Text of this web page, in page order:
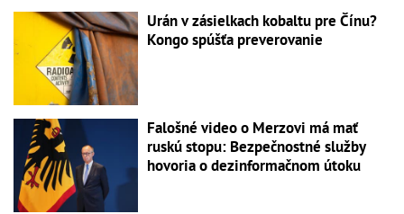
Urán v zásielkach kobaltu pre Čínu?
Kongo spúšťa preverovanie
Falošné video o Merzovi má mať
ruskú stopu: Bezpečnostné služby
hovoria o dezinformačnom útoku